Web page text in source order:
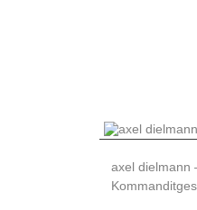
axel dielmann